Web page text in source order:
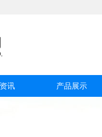
讯 产品展示